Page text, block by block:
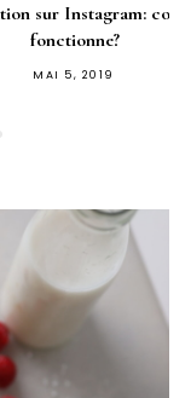
ca